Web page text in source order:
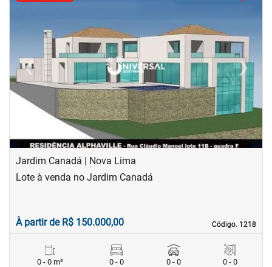
‹Previous ›Next
Jardim Canadá | Nova Lima
Código. 1218
Código. 1218
Lote à venda no Jardim Canadá
À partir de R$ 150.000,00
0 - 0 m²
0 - 0
0 - 0
0 - 0